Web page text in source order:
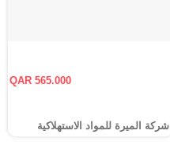
QAR 565.000
شركة الميرة للمواد الاستهلاكية